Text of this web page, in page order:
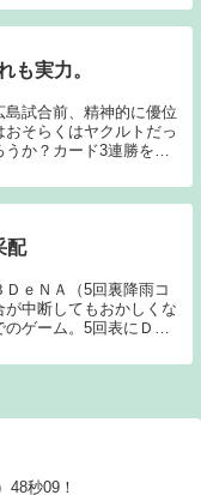
敗をストップしてみせ
りをいつまで継続するこ
も実力。
島試合前、精神的に優位
おそらくはヤクルトだっ
か？カード3連勝を掛
はルーキーの赤木が先発
ームとも早めの継投を念
配
ＤｅＮＡ（5回裏降雨コ
が中断してもおかしくな
ゲーム。5回表にＤｅ
山監督の采配は、今シー
48秒09！